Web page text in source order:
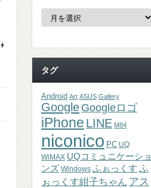
ア
ブ
タグ
Android Art ASUS Gallery
Google Googleロゴ
iPhone LINE M84
niconico PC UQ
WiMAX UQコミュニケーショ
ンズ Windows ふぉっくす ふ
ぉっくす紺子ちゃん アス